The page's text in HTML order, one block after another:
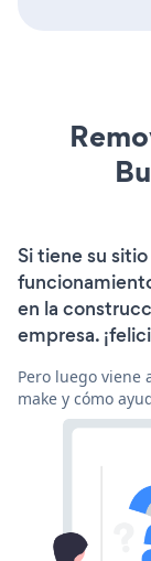
Si tiene su
en la
empresa.
Pero luego viene
make y cómo